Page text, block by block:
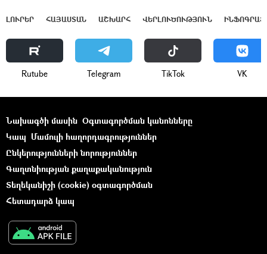
ԼՈՒՐԵՐ ՀԱՅԱՍՏԱՆ ԱՇԽԱՐՀ ՎԵՐԼՈՒԾՈՒԹՅՈՒՆ
Rutube Telegram ТikТоk VK
Նախագծի մասին Օգտագործման կանոնները
Կապ Մամուլի հաղորդագրություններ
Ընկերությունների նորություններ
Գաղտնիության քաղաքականություն
Տեղեկանիշի (cookie) օգտագործման
Հետադարձ կապ